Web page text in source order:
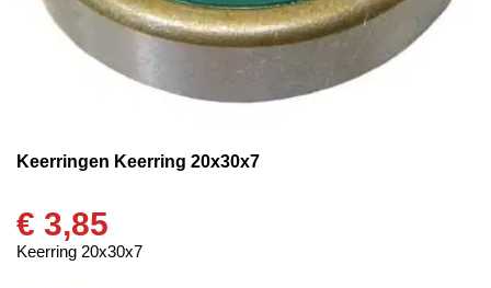
Keerringen Keerring 20x30x7
€ 3,85
Keerring 20x30x7